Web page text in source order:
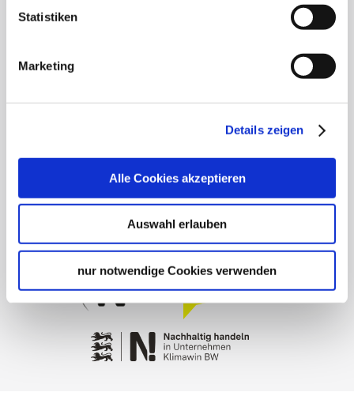
Statistiken
Marketing
Details zeigen
Alle Cookies akzeptieren
Auswahl erlauben
nur notwendige Cookies verwenden
Stuttgart Convention Bureau
General terms and conditions
Masthead